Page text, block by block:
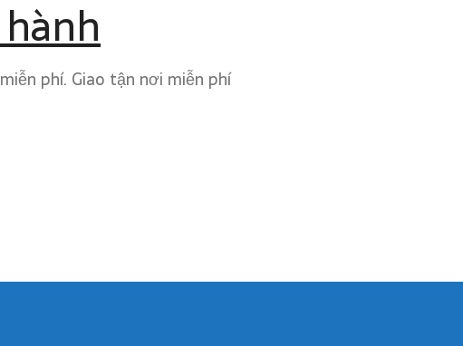
phí. Giao tận nơi miễn phí